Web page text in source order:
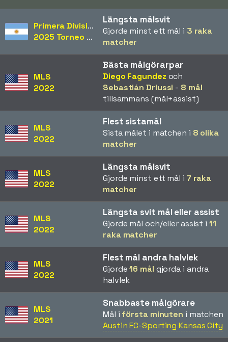
Primera División
2025 Torneo Apertura
Längsta målsvit
Gjorde minst ett mål i 3 raka
matcher
MLS
2022
Bästa målgörarpar
Diego Fagundez och
Sebastián Driussi - 8 mål
tillsammans (mål+assist)
MLS
2022
Flest sistamål
Sista målet i matchen i 8 olika
matcher
MLS
2022
Längsta målsvit
Gjorde minst ett mål i 7 raka
matcher
MLS
2022
Längsta svit mål eller assist
Gjorde mål och/eller assist i 11
raka matcher
MLS
2022
Flest mål andra halvlek
Gjorde16 mål gjorda i andra
halvlek
MLS
2021
Snabbaste målgörare
Mål i första minuten i matchen
Austin FC-Sporting Kansas City